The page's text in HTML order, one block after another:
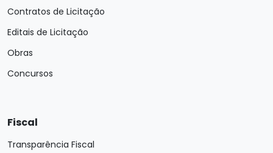
Contratos de Licitação
Editais de Licitação
Obras
Concursos
Fiscal
Transparência Fiscal